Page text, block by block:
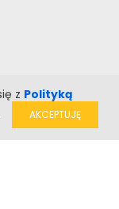
z Polityką
AKCEPTUJĘ